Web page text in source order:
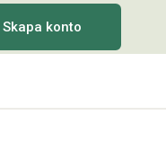
Skapa konto